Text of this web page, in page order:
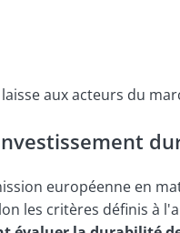
aux acteurs du
européenne en
les critères définis à